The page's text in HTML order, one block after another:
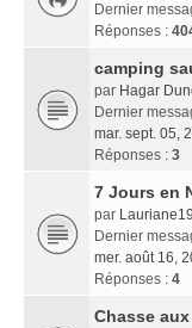
Dernier
Réponses :
camping
par Hagar
Dernier
mar. sept. 05,
Réponses : 3
7 Jours en
par
Dernier
mer. août 16,
Réponses : 4
Chasse